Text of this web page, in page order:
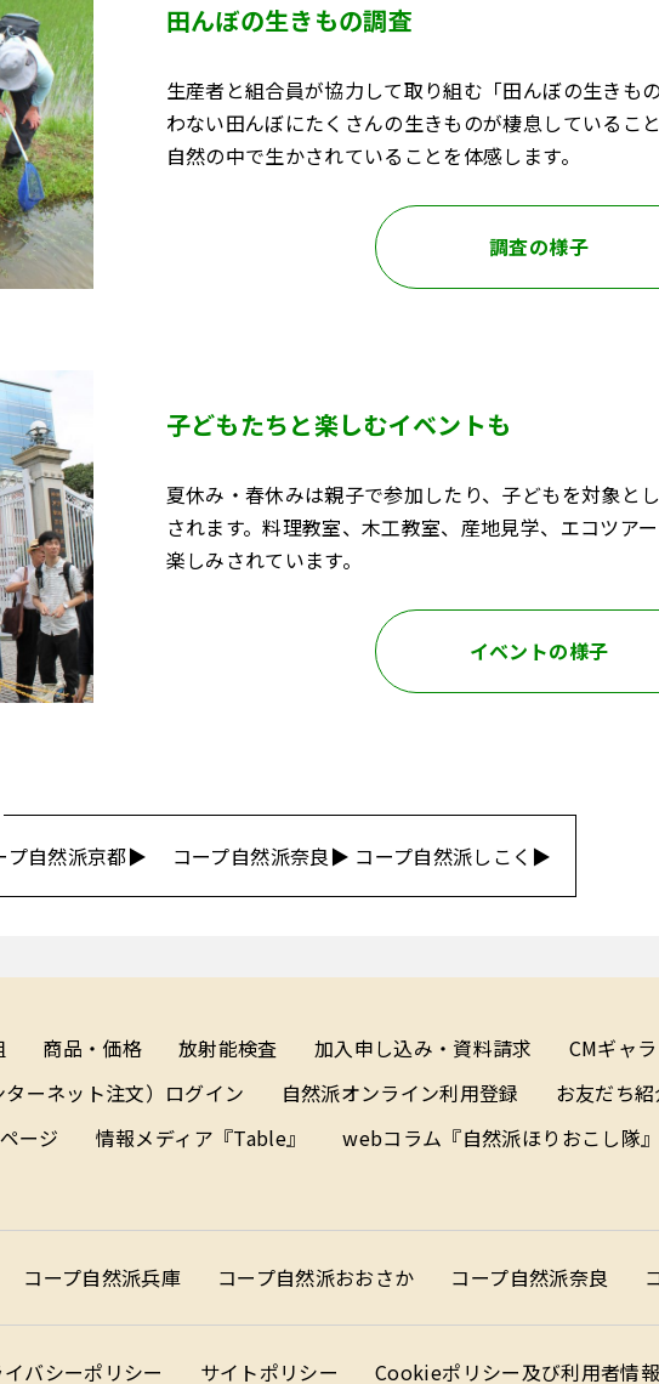
田んぼの生きもの調査
生産者と組合員が協力して取り組む「田んぼの生きも
わない田んぼにたくさんの生きものが棲息しているこ
自然の中で生かされていることを体感します。
調査の様子
子どもたちと楽しむイベントも
夏休み・春休みは親子で参加したり、子どもを対象と
されます。料理教室、木工教室、産地見学、エコツア
楽しみされています。
イベントの様子
プ自然派京都▶ コープ自然派奈良▶ コープ自然派しこく▶
商品・価格 放射能検査 加入申し込み・資料請求
CMギャ
ーネット注文）ログイン 自然派オンライン利用登録
お友だち
ージ
情報メディア『Table』
webコラム『自然派ほりおこし隊』
コープ自然派兵庫 コープ自然派おおさか コープ自然派奈良
イバシーポリシー サイトポリシー Cookieポリシー及び利用者情